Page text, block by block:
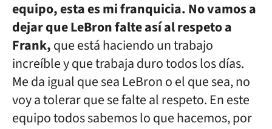
equipo, esta es mi franquicia. No vamos a
dejar que LeBron falte así al respeto a
Frank,que está haciendo un trabajo
increíble y que trabaja duro todos los días.
Me da igual que sea LeBron o el que sea, no
voy a tolerar que se falte al respeto. En este
equipo todos sabemos lo que hacemos, por